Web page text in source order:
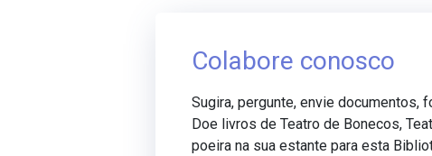
Colabore conosco
Sugira, pergunte, envie documentos,
Doe livros de Teatro de Bonecos,
poeira na sua estante para esta